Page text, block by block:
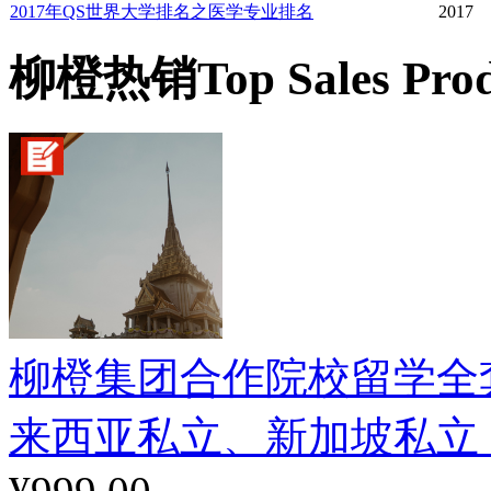
2017年QS世界大学排名之医学专业排名
2017
柳橙热销Top Sales
柳橙集团合作院校留学
来西亚私立、新加坡私